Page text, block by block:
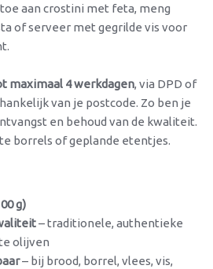
aan crostini met feta, meng
of serveer met gegrilde vis voor
maximaal 4 werkdagen, via DPD of
van je postcode. Zo ben je
en behoud van de kwaliteit.
borrels of geplande etentjes.
g)
– traditionele, authentieke
olijven
– bij brood, borrel, vlees, vis,